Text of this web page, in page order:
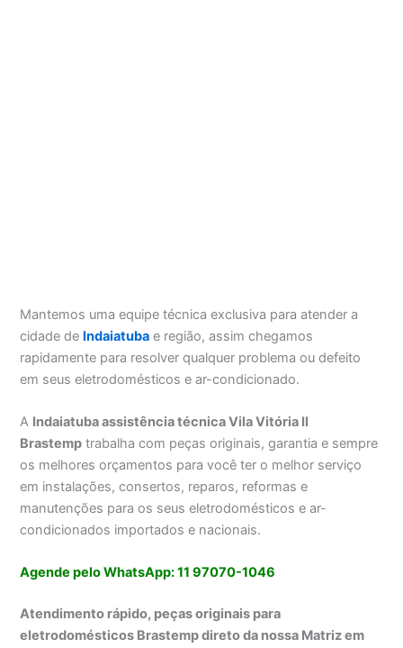
Mantemos uma equipe técnica exclusiva para atender a
cidade de Indaiatuba e região, assim chegamos
rapidamente para resolver qualquer problema ou defeito
em seus eletrodomésticos e ar-condicionado.
A Indaiatuba assistência técnica Vila Vitória II
Brastemp trabalha com peças originais, garantia e sempre
os melhores orçamentos para você ter o melhor serviço
em instalações, consertos, reparos, reformas e
manutenções para os seus eletrodomésticos e ar-
condicionados importados e nacionais.
Agende pelo WhatsApp: 11 97070-1046
Atendimento rápido, peças originais para
eletrodomésticos Brastemp direto da nossa Matriz em